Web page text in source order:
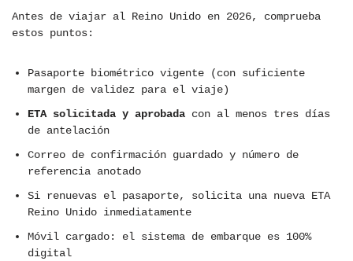
Antes de viajar al Reino Unido en 2026, comprueba
estos puntos:
Pasaporte biométrico vigente (con suficiente
margen de validez para el viaje)
ETA solicitada y aprobada con al menos tres días
de antelación
Correo de confirmación guardado y número de
referencia anotado
Si renuevas el pasaporte, solicita una nueva ETA
Reino Unido inmediatamente
Móvil cargado: el sistema de embarque es 100%
digital